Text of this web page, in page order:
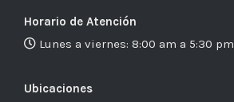
Horario de Atención
Lunes a viernes: 8:00 am a 5:30 pm
Ubicaciones